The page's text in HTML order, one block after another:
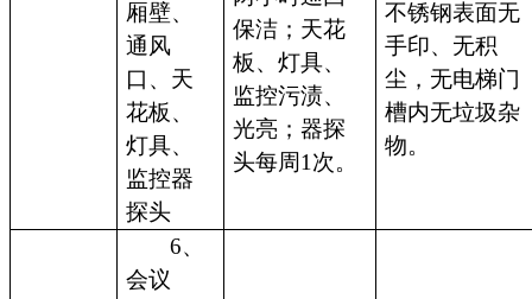
厢壁、
通风
口、天
花板、
灯具、
监控器
探头
保洁；天花
板、灯具、
监控污渍、
光亮；器探
头每周1次。
不锈钢表面无
手印、无积
尘，无电梯门
槽内无垃圾杂
物。
6、
会议